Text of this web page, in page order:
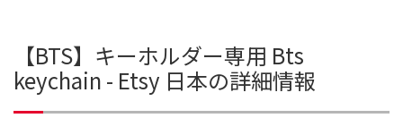
【BTS】キーホルダー専用 Bts
keychain - Etsy 日本の詳細情報